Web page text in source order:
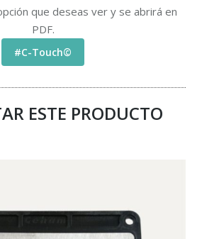
que deseas ver y se abrirá en
PDF.
#C-Touch©
ESTE PRODUCTO